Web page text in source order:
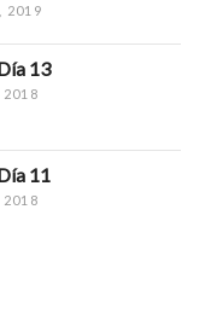
2019
13
2018
11
2018